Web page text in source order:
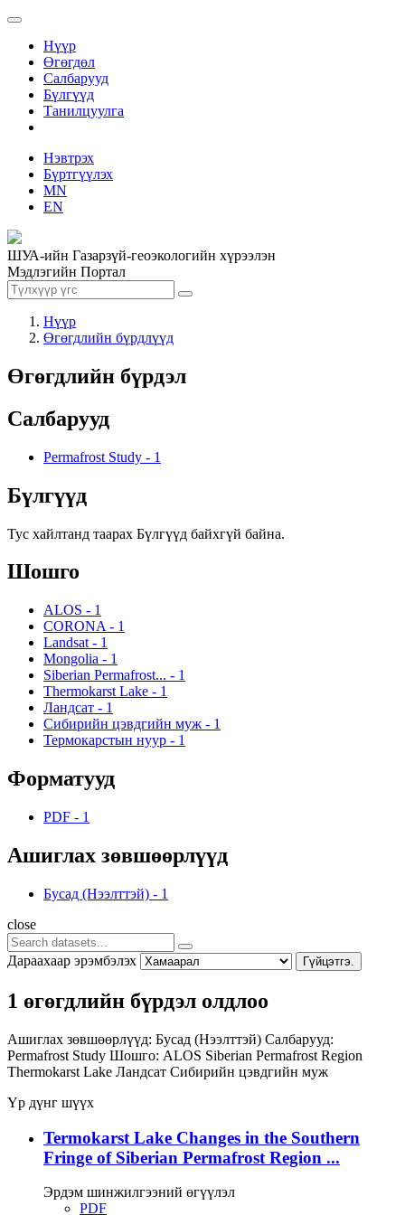
Нүүр
Өгөгдөл
Салбарууд
Бүлгүүд
Танилцуулга
Нэвтрэх
Бүртгүүлэх
MN
EN
ШУА-ийн Газарзүй-геоэкологийн хүрээлэн
Мэдлэгийн Портал
Нүүр
Өгөгдлийн бүрдлүүд
Өгөгдлийн бүрдэл
Салбарууд
Permafrost Study - 1
Бүлгүүд
Тус хайлтанд таарах Бүлгүүд байхгүй байна.
Шошго
ALOS - 1
CORONA - 1
Landsat - 1
Mongolia - 1
Siberian Permafrost... - 1
Thermokarst Lake - 1
Ландсат - 1
Сибирийн цэвдгийн муж - 1
Термокарстын нуур - 1
Форматууд
PDF - 1
Ашиглах зөвшөөрлүүд
Бусад (Нээлттэй) - 1
close
Дараахаар эрэмбэлэх Гүйцэтгэ.
1 өгөгдлийн бүрдэл олдлоо
Ашиглах зөвшөөрлүүд: Бусад (Нээлттэй) Салбарууд:
Permafrost Study Шошго: ALOS Siberian Permafrost Region
Thermokarst Lake Ландсат Сибирийн цэвдгийн муж
Үр дүнг шүүх
Termokarst Lake Changes in the Southern
Fringe of Siberian Permafrost Region ...
Эрдэм шинжилгээний өгүүлэл
PDF